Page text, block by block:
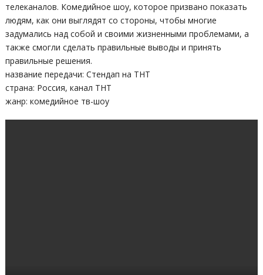
телеканалов. Комедийное шоу, которое призвано показать
людям, как они выглядят со стороны, чтобы многие
задумались над собой и своими жизненными проблемами, а
также смогли сделать правильные выводы и принять
правильные решения.
название передачи: Стендап на ТНТ
страна: Россия, канал ТНТ
жанр: комедийное тв-шоу